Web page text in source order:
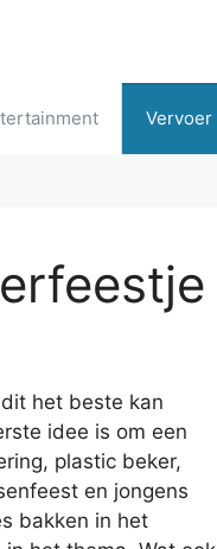
Vervoer
het beste kan
idee is om een
plastic beker,
en jongens
bakken in het